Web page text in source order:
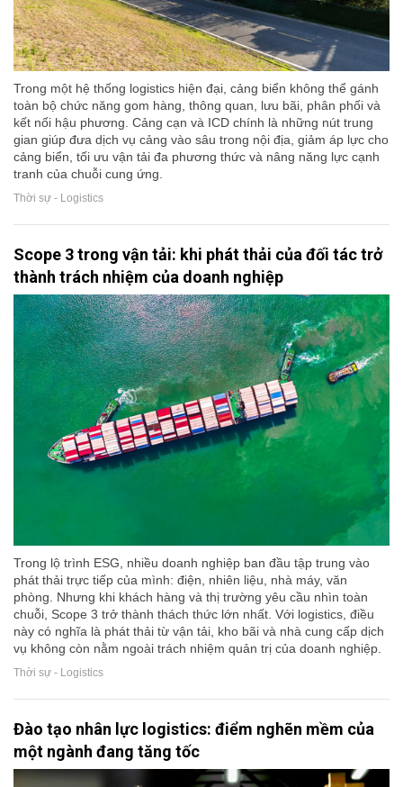
Trong một hệ thống logistics hiện đại, cảng biển không thể gánh
toàn bộ chức năng gom hàng, thông quan, lưu bãi, phân phối và
kết nối hậu phương. Cảng cạn và ICD chính là những nút trung
gian giúp đưa dịch vụ cảng vào sâu trong nội địa, giảm áp lực cho
cảng biển, tối ưu vận tải đa phương thức và nâng năng lực cạnh
tranh của chuỗi cung ứng.
Thời sự - Logistics
Scope 3 trong vận tải: khi phát thải của đối tác trở
thành trách nhiệm của doanh nghiệp
Trong lộ trình ESG, nhiều doanh nghiệp ban đầu tập trung vào
phát thải trực tiếp của mình: điện, nhiên liệu, nhà máy, văn
phòng. Nhưng khi khách hàng và thị trường yêu cầu nhìn toàn
chuỗi, Scope 3 trở thành thách thức lớn nhất. Với logistics, điều
này có nghĩa là phát thải từ vận tải, kho bãi và nhà cung cấp dịch
vụ không còn nằm ngoài trách nhiệm quản trị của doanh nghiệp.
Thời sự - Logistics
Đào tạo nhân lực logistics: điểm nghẽn mềm của
một ngành đang tăng tốc